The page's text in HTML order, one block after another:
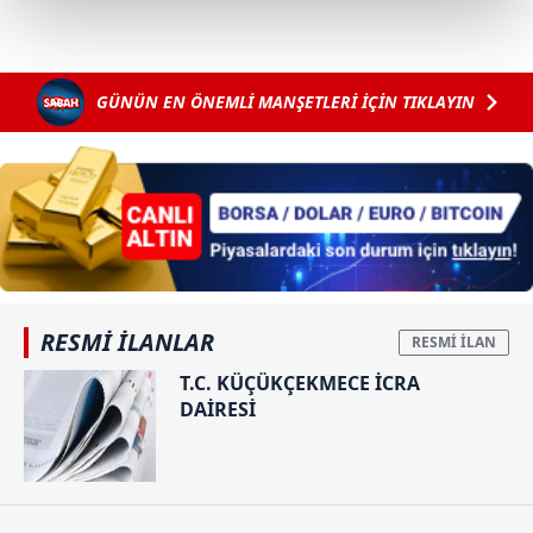
takdirde, kullanıcılara hedefli reklamlar
gösterilmeyecektir."
Sizlere daha iyi bir hizmet sunabilmek için İnternet
Sitemizde kendimize ve üçüncü kişilere ait çerezler
kullanılmaktadır. Bu çerezler vasıtasıyla çeşitli kişisel
verileriniz işlenmekte olup gerekli olan çerezler bilgi
toplumu hizmetlerinin sunulması amacıyla
kılınması ve kişiselleştirilmesi ve sizlere yönelik
reklam/pazarlama faaliyetlerinin yapılması, amaçlarıyla
sınırlı olarak açık rızanız dahilinde kullanılacaktır.
Çerezlere ilişkin tercihlerinizi aşağıda yer alan panel
GÜNÜN EN ÖNEMLİ MANŞETLERİ İÇİN TIKLAYIN
RESMİ İLANLAR
T.C. KÜÇÜKÇEKMECE İCRA
DAİRESİ